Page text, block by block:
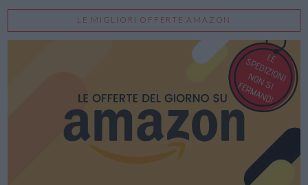
LE MIGLIORI OFFERTE AMAZON